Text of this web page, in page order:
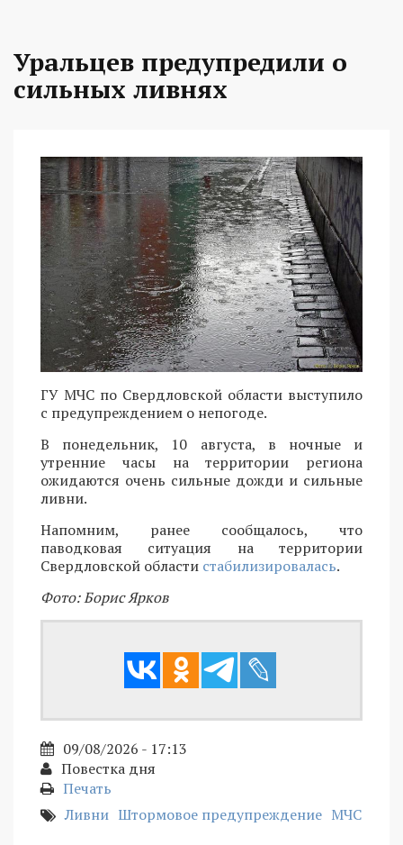
Уральцев предупредили о
сильных ливнях
ГУ МЧС по Свердловской области выступило
с предупреждением о непогоде.
В понедельник, 10 августа, в ночные и
утренние часы на территории региона
ожидаются очень сильные дожди и сильные
ливни.
Напомним, ранее сообщалось, что
паводковая ситуация на территории
Свердловской области стабилизировалась.
Фото: Борис Ярков
09/08/2026 - 17:13
Повестка дня
Печать
Ливни Штормовое предупреждение МЧС